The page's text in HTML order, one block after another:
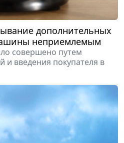
дополнительных
неприемлемым
совершено путем
и введения покупателя в